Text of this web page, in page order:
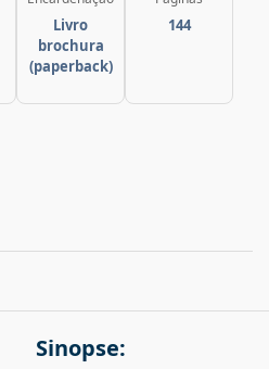
Livro
brochura
(paperback)
144
Sinopse: